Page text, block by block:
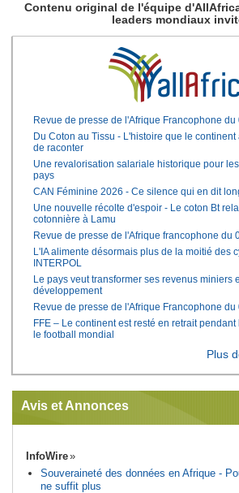
Contenu original de l'équipe
leaders mondiaux
Revue de presse de l'Afrique Francophone du
Du Coton au Tissu - L'histoire que le
de raconter
Une revalorisation salariale historique pour
pays
CAN Féminine 2026 - Ce silence qui en dit
Une nouvelle récolte d'espoir - Le coton Bt
cotonnière à Lamu
Revue de presse de l'Afrique francophone du
L'IA alimente désormais plus de la moitié des
INTERPOL
Le pays veut transformer ses revenus miniers
développement
Revue de presse de l'Afrique Francophone du
FFE – Le continent est resté en retrait
le football mondial
Plus
Avis et Annonces
InfoWire
Souveraineté des données en Afrique -
ne suffit plus